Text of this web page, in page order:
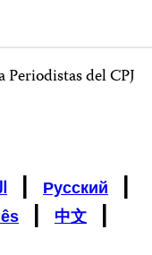
del CPJ
Русский
中文